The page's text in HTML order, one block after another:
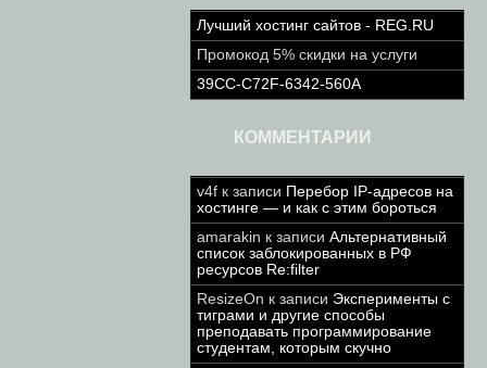
Лучший хостинг сайтов - REG.RU
Промокод 5% скидки на услуги
39CC-C72F-6342-560A
КОММЕНТАРИИ
v4f к записи Перебор IP-адресов на
хостинге — и как с этим бороться
amarakin к записи Альтернативный
список заблокированных в РФ
ресурсов Re:filter
ResizeOn к записи Эксперименты с
тиграми и другие способы
преподавать программирование
студентам, которым скучно